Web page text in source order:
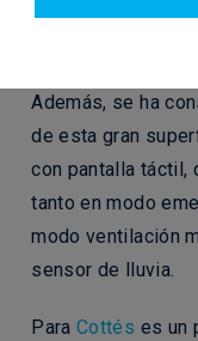
Además, se ha
de esta gran
con pantalla táctil,
tanto en modo
modo ventilación
sensor de lluvia.
ParaCottés es un